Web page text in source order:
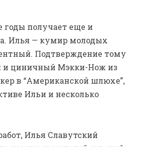
годы получает еще и
Илья — кумир молодых
Подтверждение тому
и циничный Мэкки-Нож из
в “Американской шлюхе”,
Ильи и несколько
Илья Славутский